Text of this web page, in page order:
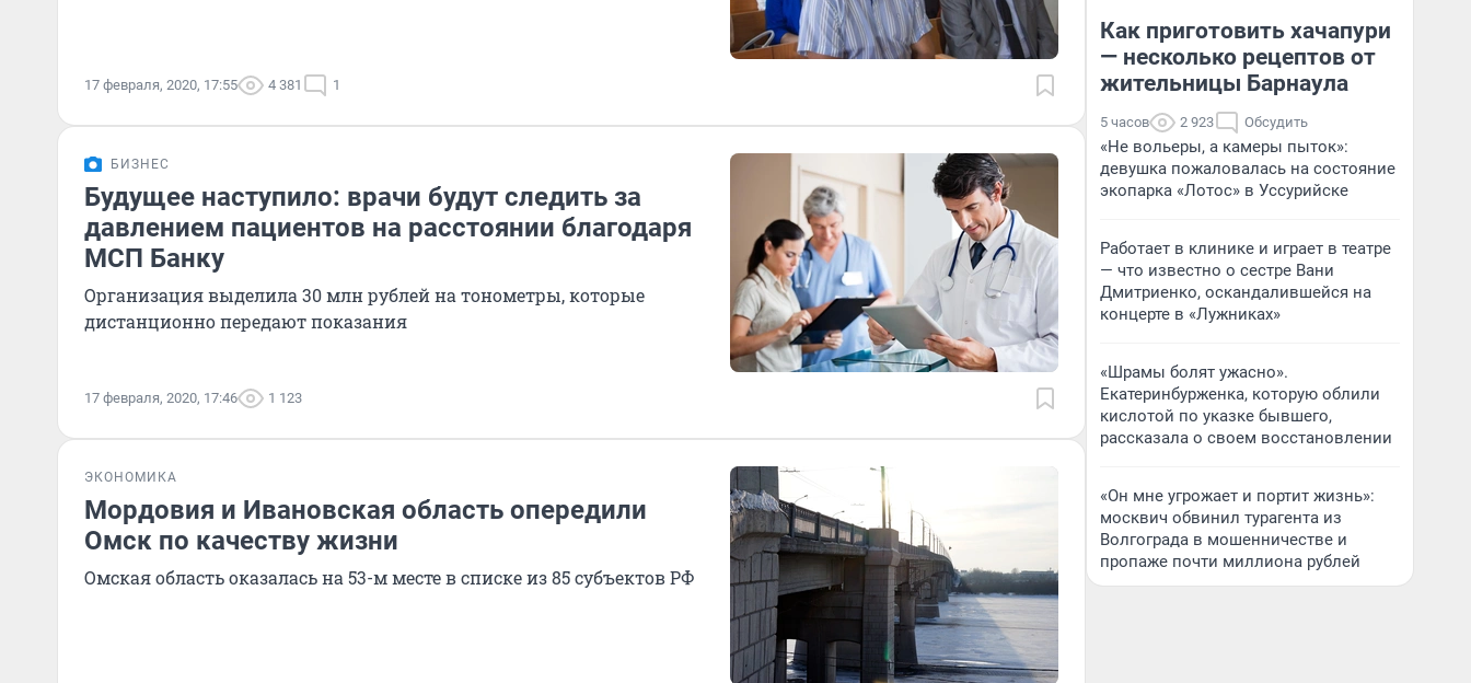
17 февраля, 2020, 17:55 4 381 1
БИЗНЕС
Будущее наступило: врачи будут следить за
давлением пациентов на расстоянии благодаря
МСП Банку
Организация выделила 30 млн рублей на тонометры, которые
дистанционно передают показания
17 февраля, 2020, 17:46 1 123
ЭКОНОМИКА
Мордовия и Ивановская область опередили
Омск по качеству жизни
Омская область оказалась на 53-м месте в списке из 85 субъектов РФ
Как приготовить хачапури
— несколько рецептов от
жительницы Барнаула
5 часов 2 923 Обсудить
«Не вольеры, а камеры пыток»:
девушка пожаловалась на состояние
экопарка «Лотос» в Уссурийске
Работает в клинике и играет в театре
— что известно о сестре Вани
Дмитриенко, оскандалившейся на
концерте в «Лужниках»
«Шрамы болят ужасно».
Екатеринбурженка, которую облили
кислотой по указке бывшего,
рассказала о своем восстановлении
«Он мне угрожает и портит жизнь»:
москвич обвинил турагента из
Волгограда в мошенничестве и
пропаже почти миллиона рублей